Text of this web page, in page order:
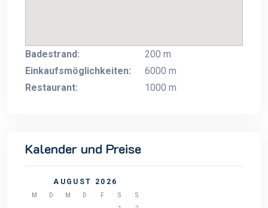
Badestrand:
200 m
Einkaufsmöglichkeiten:
6000 m
Restaurant:
1000 m
Kalender und Preise
AUGUST 2026
M D M D F S
S